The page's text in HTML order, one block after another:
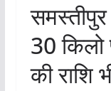
30 किलो
की राशि